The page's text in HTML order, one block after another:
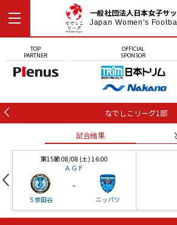
一般社団法人日本女子サ
Japan Women's
TOP
PARTNER
OFFICIAL
SPONSOR
なでしこリーグ1部
試合結果
第15節 08/08 (土) 16:00
ＡＧＦ
Ｓ世田谷
-
ニッパツ